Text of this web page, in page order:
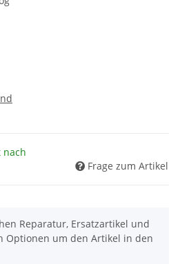
nach
Frage zum Artikel
Reparatur, Ersatzartikel und
Optionen um den Artikel in den